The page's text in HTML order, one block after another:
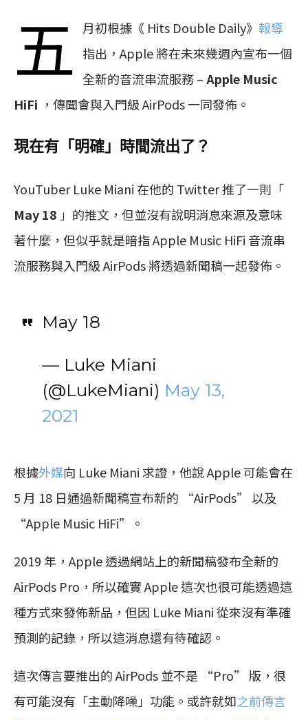
五 月初根據《 Hits Double Daily》 報導
指出，Apple 將在未來幾週內宣布一個
全新的音流串流服務 –Apple Music
HiFi ，傳聞會與入門級 AirPods 一同發佈。
現在有「明確」時間流出了？
YouTuber Luke Miani 在他的 Twitter 推了一則「
May 18 」的推文，但並沒有說明消息來源及意味
著什麼，但似乎就是暗指 Apple Music HiFi 音流串
流服務與入門級 AirPods 將透過新聞稿一起發佈。
May 18
— Luke Miani
(@LukeMiani) May 13,
2021
根據外媒向 Luke Miani 求證，他說 Apple 可能會在
5 月 18 日通過新聞稿宣布新的 “AirPods” 以及
“Apple Music HiFi”。
2019 年，Apple 透過網站上的新聞稿發布全新的
AirPods Pro，所以確實 Apple 這次也很可能透過這
種方式來發佈新品，但因 Luke Miani 從來沒有準確
預測的記錄，所以這消息還有待確認。
這次傳言要推出的 AirPods 並不是 “Pro” 版，很
有可能沒有「主動降噪」功能。或許就如之前傳言